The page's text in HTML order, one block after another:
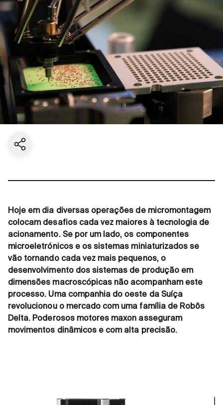
Share current page
Hoje em dia diversas operações de micromontagem
colocam desafios cada vez maiores à tecnologia de
acionamento. Se por um lado, os componentes
microeletrónicos e os sistemas miniaturizados se
vão tornando cada vez mais pequenos, o
desenvolvimento dos sistemas de produção em
dimensões macroscópicas não acompanham este
processo. Uma companhia do oeste da Suíça
revolucionou o mercado com uma família de Robôs
Delta. Poderosos motores maxon asseguram
movimentos dinâmicos e com alta precisão.